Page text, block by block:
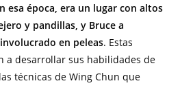
esa época, era un lugar con altos
y pandillas, y Bruce a
en peleas. Estas
a desarrollar sus habilidades de
técnicas de Wing Chun que